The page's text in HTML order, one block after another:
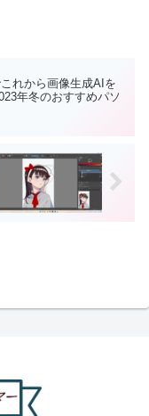
れから画像生成AIを
年冬のおすすめパソ